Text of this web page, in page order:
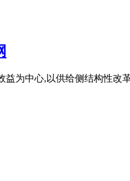
为中心,以供给侧结构性